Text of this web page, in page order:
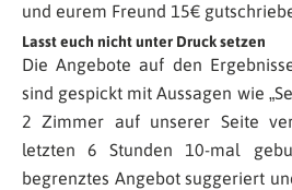
und eurem Freund 15€
Lasst euch nicht unter Druck setzen
Die Angebote auf den
sind gespickt mit Aussagen wie
2 Zimmer auf unserer Seite
letzten 6 Stunden 10-mal
begrenztes Angebot suggeriert